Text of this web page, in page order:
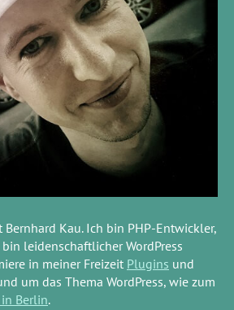
Kau. Ich bin PHP-Entwickler,
leidenschaftlicher WordPress
in meiner Freizeit Plugins und
um das Thema WordPress, wie zum
Berlin.